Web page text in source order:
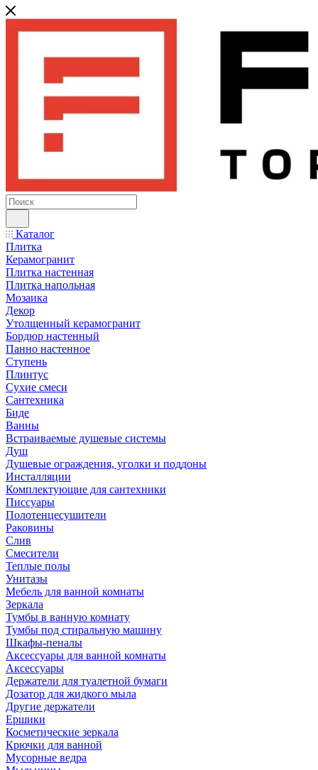
Каталог
Плитка
Керамогранит
Плитка настенная
Плитка напольная
Мозаика
Декор
Утолщенный керамогранит
Бордюр настенный
Панно настенное
Ступень
Плинтус
Сухие смеси
Сантехника
Биде
Ванны
Встраиваемые душевые системы
Душ
Душевые ограждения, уголки и поддоны
Инсталляции
Комплектующие для сантехники
Писсуары
Полотенцесушители
Раковины
Слив
Смесители
Теплые полы
Унитазы
Мебель для ванной комнаты
Зеркала
Тумбы в ванную комнату
Тумбы под стиральную машину
Шкафы-пеналы
Аксессуары для ванной комнаты
Аксессуары
Держатели для туалетной бумаги
Дозатор для жидкого мыла
Другие держатели
Ершики
Косметические зеркала
Крючки для ванной
Мусорные ведра